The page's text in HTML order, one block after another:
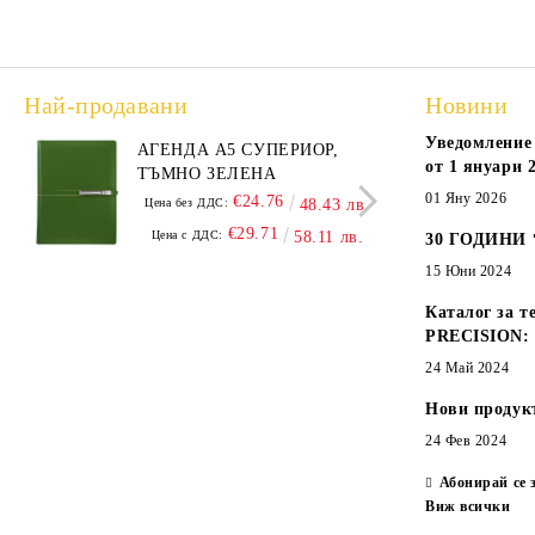
Най-продавани
АГЕНДА А5 СУПЕРИОР,
ТЪМНО ЗЕЛЕНА
Цена без ДДС: €24.76 48.43 лв.
Цена с ДДС: €29.71 58.11 лв.
А5,
Цена
Новини
Уведомление
от 1 януари
01 Яну 2026
30 ГОДИНИ
15 Юни 2024
Каталог за
PRECISION:
24 Май 2024
Нови
24 Фев 2024
Абонирай се
Виж всички